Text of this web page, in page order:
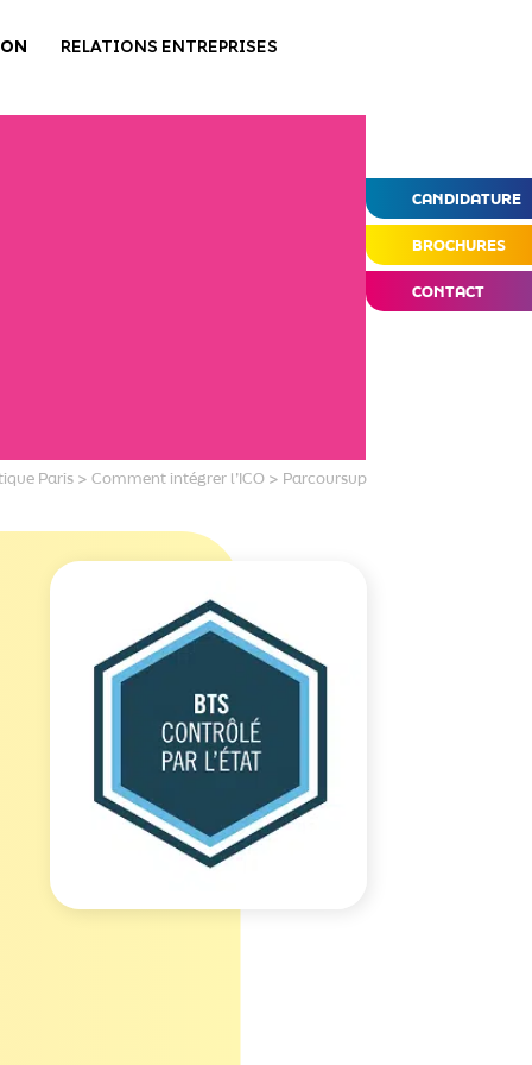
RELATIONS ENTREPRISES
CANDIDATURE
BROCHURES
CONTACT
Paris> Comment intégrer l’ICO> Parcoursup